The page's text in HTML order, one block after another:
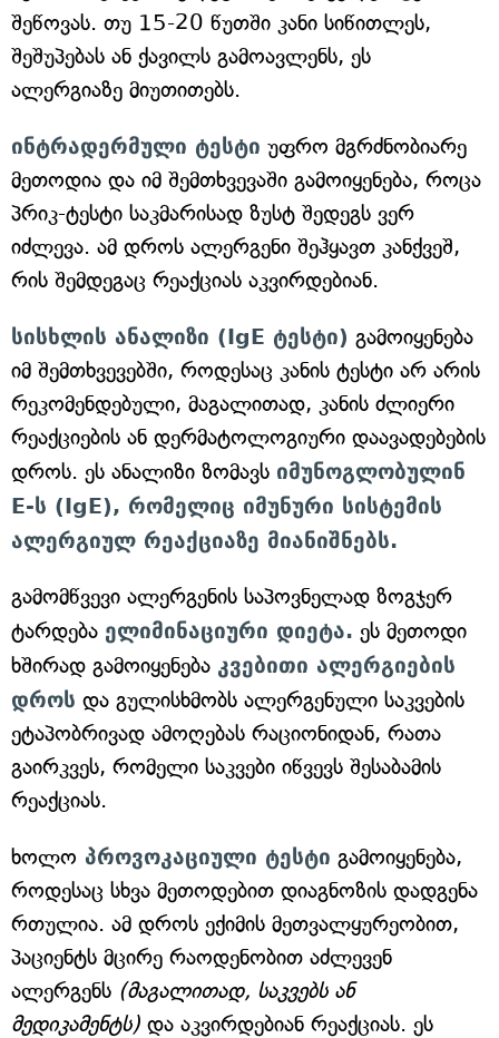
შეწოვას. თუ 15-20 წუთში კანი სიწითლეს,
შეშუპებას ან ქავილს გამოავლენს, ეს
ალერგიაზე მიუთითებს.
ინტრადერმული ტესტი უფრო მგრძნობიარე
მეთოდია და იმ შემთხვევაში გამოიყენება, როცა
პრიკ-ტესტი საკმარისად ზუსტ შედეგს ვერ
იძლევა. ამ დროს ალერგენი შეჰყავთ კანქვეშ,
რის შემდეგაც რეაქციას აკვირდებიან.
სისხლის ანალიზი (IgE ტესტი) გამოიყენება
იმ შემთხვევებში, როდესაც კანის ტესტი არ არის
რეკომენდებული, მაგალითად, კანის ძლიერი
რეაქციების ან დერმატოლოგიური დაავადებების
დროს. ეს ანალიზი ზომავს იმუნოგლობულინ
E-ს (IgE), რომელიც იმუნური სისტემის
ალერგიულ რეაქციაზე მიანიშნებს.
გამომწვევი ალერგენის საპოვნელად ზოგჯერ
ტარდება ელიმინაციური დიეტა. ეს მეთოდი
ხშირად გამოიყენება კვებითი ალერგიების
დროს და გულისხმობს ალერგენული საკვების
ეტაპობრივად ამოღებას რაციონიდან, რათა
გაირკვეს, რომელი საკვები იწვევს შესაბამის
რეაქციას.
ხოლო პროვოკაციული ტესტი გამოიყენება,
როდესაც სხვა მეთოდებით დიაგნოზის დადგენა
რთულია. ამ დროს ექიმის მეთვალყურეობით,
პაციენტს მცირე რაოდენობით აძლევენ
ალერგენს (მაგალითად, საკვებს ან
მედიკამენტს) და აკვირდებიან რეაქციას. ეს